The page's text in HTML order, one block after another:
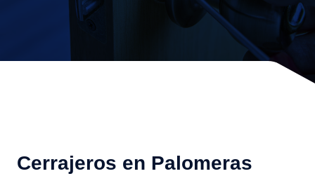
Cerrajeros en Palomeras